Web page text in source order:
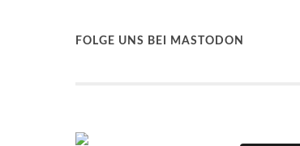
FOLGE UNS BEI MASTODON